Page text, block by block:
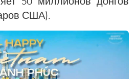
США).